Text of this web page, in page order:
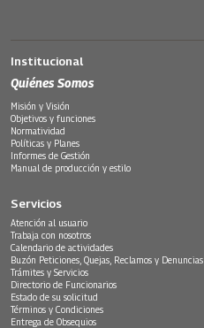
Institucional
Quiénes Somos
Misión y Visión
Objetivos y funciones
Normatividad
Políticas y Planes
Informes de Gestión
Manual de producción y estilo
Servicios
Atención al usuario
Trabaja con nosotros
Calendario de actividades
Buzón Peticiones, Quejas, Reclamos y Denuncias
Trámites y Servicios
Directorio de Funcionarios
Estado de su solicitud
Términos y Condiciones
Entrega de Obsequios